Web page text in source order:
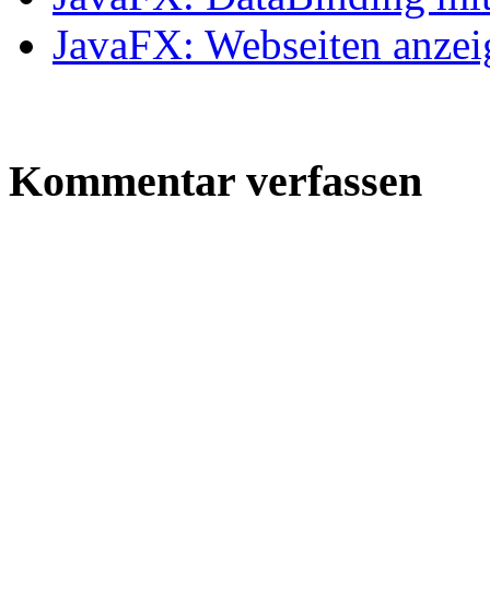
JavaFX: Webseiten
Kommentar verfassen